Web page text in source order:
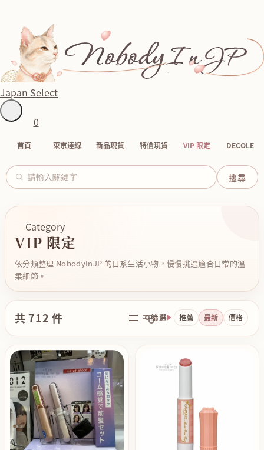
Japan Select
0
首頁 東京連線 新品現貨 特價現貨 VIP 限定 DECOLE
Category
VIP 限定
依分類整理 NobodyInJP 的日系生活小物，慢慢挑選適合日常的溫
柔細節。
共 712 件 篩選 推薦 最新 價格